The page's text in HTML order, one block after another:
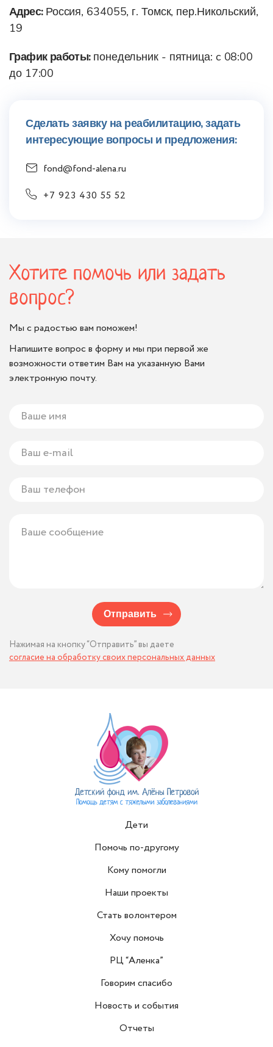
Адрес: Россия, 634055, г. Томск, пер.Никольский,
19
График работы: понедельник - пятница: c 08:00
до 17:00
Сделать заявку на реабилитацию, задать
интересующие вопросы и предложения:
fond@fond-alena.ru
+7 923 430 55 52
Хотите помочь или задать
вопрос?
Мы с радостью вам поможем!
Напишите вопрос в форму и мы при первой же
возможности ответим Вам на указанную Вами
электронную почту.
Отправить
Нажимая на кнопку “Отправить” вы даете
согласие на обработку своих персональных данных
Дети
Помочь по-другому
Кому помогли
Наши проекты
Стать волонтером
Хочу помочь
РЦ “Аленка”
Говорим спасибо
Новость и события
Отчеты